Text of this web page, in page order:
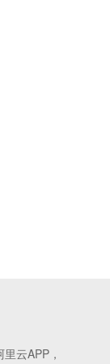
云APP，